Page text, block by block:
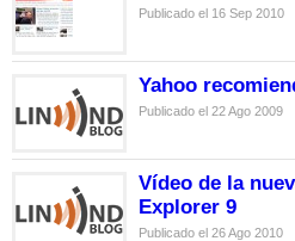
Publicado el 16 Sep 2010
Yahoo
Publicado el 22 Ago 2009
Vídeo de la
Explorer 9
Publicado el 26 Ago 2010